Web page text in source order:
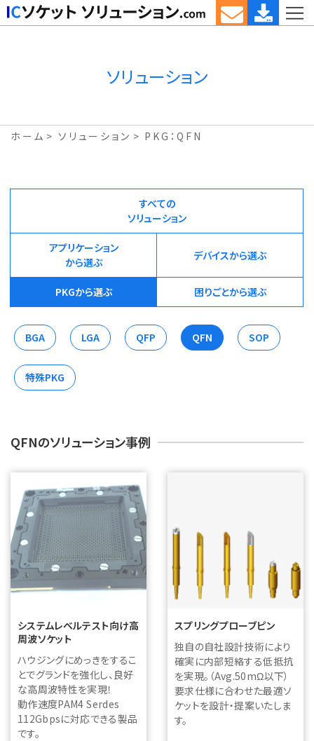
ソリューション
ホーム ソリューション PKG：QFN
すべての
ソリューション
アプリケーション
から選ぶ
デバイスから選ぶ
PKGから選ぶ 困りごとから選ぶ
BGA LGA QFP QFN SOP
特殊PKG
QFNのソリューション事例
システムレベルテスト向け高
周波ソケット
ハウジングにめっきをするこ
とでグランドを強化し、良好
な高周波特性を実現！
動作速度PAM4 Serdes
112Gbpsに対応できる製品
です。
スプリングプローブピン
独自の自社設計技術により
確実に内部短絡する低抵抗
を実現。（Avg.50mΩ以下）
要求仕様に合わせた最適ソ
ケットを設計・提案いたしま
す。